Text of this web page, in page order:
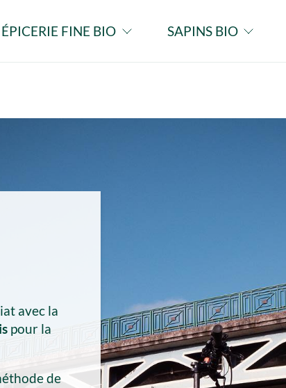
ÉPICERIE FINE BIO SAPINS BIO
avec la
pour la
de